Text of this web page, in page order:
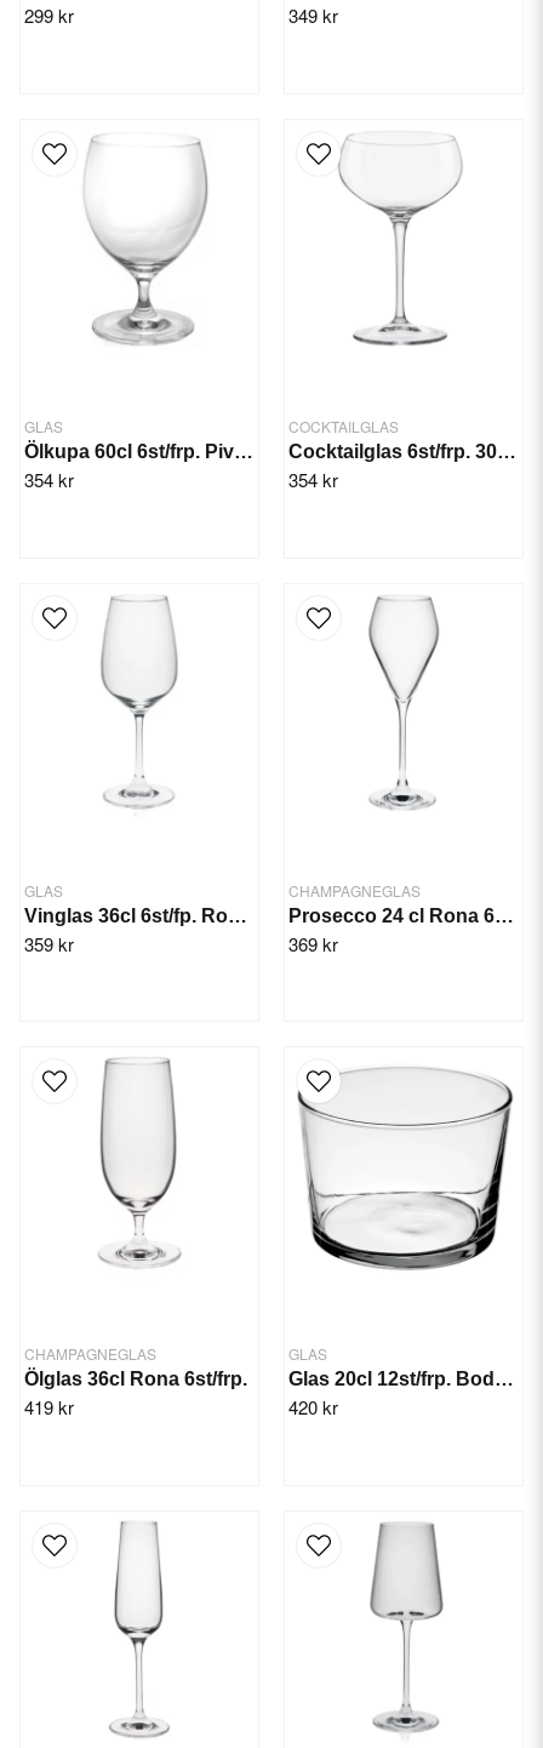
299 kr 349 kr
GLAS
Ölkupa 60cl 6st/frp. Pivo Rona
354 kr
COCKTAILGLAS
Cocktailglas 6st/frp. 30,5 cl Bartender
354 kr
GLAS
Vinglas 36cl 6st/fp. Rona Ratio
359 kr
CHAMPAGNEGLAS
Prosecco 24 cl Rona 6st/frp.
369 kr
CHAMPAGNEGLAS
Ölglas 36cl Rona 6st/frp.
419 kr
GLAS
Glas 20cl 12st/frp. Bodega
420 kr